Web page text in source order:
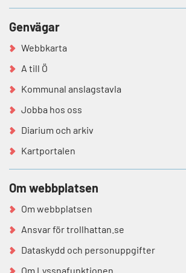
Genvägar
Webbkarta
A till Ö
Kommunal anslagstavla
Jobba hos oss
Diarium och arkiv
Kartportalen
Om webbplatsen
Om webbplatsen
Ansvar för trollhattan.se
Dataskydd och personuppgifter
Om Lyssnafunktionen